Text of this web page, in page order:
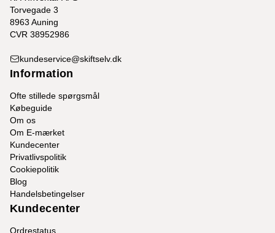
Torvegade 3
8963 Auning
CVR 38952986
kundeservice@skiftselv.dk
Information
Ofte stillede spørgsmål
Købeguide
Om os
Om E-mærket
Kundecenter
Privatlivspolitik
Cookiepolitik
Blog
Handelsbetingelser
Kundecenter
Ordrestatus